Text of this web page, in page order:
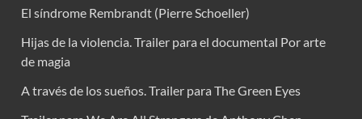
El síndrome Rembrandt (Pierre Schoeller)
Hijas de la violencia. Trailer para el documental Por arte
de magia
A través de los sueños. Trailer para The Green Eyes